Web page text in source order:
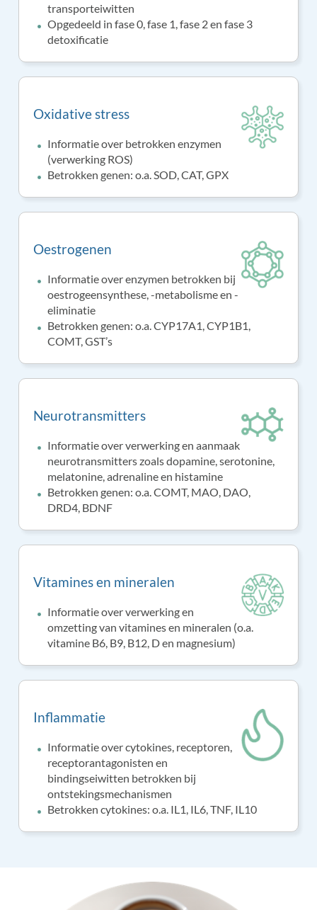
transporteiwitten
Opgedeeld in fase 0, fase 1, fase 2 en fase 3
detoxificatie
Oxidative stress
Informatie over betrokken enzymen
(verwerking ROS)
Betrokken genen: o.a. SOD, CAT, GPX
Oestrogenen
Informatie over enzymen betrokken bij
oestrogeensynthese, -metabolisme en -
eliminatie
Betrokken genen: o.a. CYP17A1, CYP1B1,
COMT, GST’s
Neurotransmitters
Informatie over verwerking en aanmaak
neurotransmitters zoals dopamine, serotonine,
melatonine, adrenaline en histamine
Betrokken genen: o.a. COMT, MAO, DAO,
DRD4, BDNF
Vitamines en mineralen
Informatie over verwerking en
omzetting van vitamines en mineralen (o.a.
vitamine B6, B9, B12, D en magnesium)
Inflammatie
Informatie over cytokines, receptoren,
receptorantagonisten en
bindingseiwitten betrokken bij
ontstekingsmechanismen
Betrokken cytokines: o.a. IL1, IL6, TNF, IL10